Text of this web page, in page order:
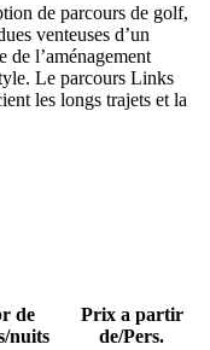
de parcours de golf,
venteuses d’un
l’aménagement
Le parcours Links
les longs trajets et la
de
nuits
Prix a partir
de/Pers.